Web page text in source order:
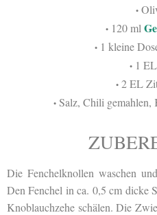
•
•120 ml
•1 kleine
• 1
• 2 EL
• Salz, Chili gemahlen,
Die Fenchelknollen waschen
Den Fenchel in ca. 0,5 cm dicke
Knoblauchzehe schälen. Die